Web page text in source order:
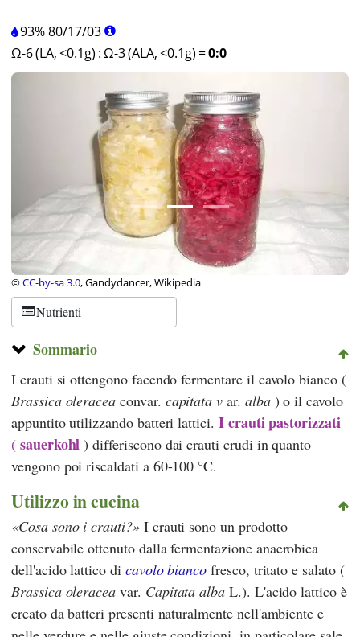
93%80/17/03
Ω-6 (LA, <0.1g) :Ω-3 (ALA, <0.1g) =0:0
©CC-by-sa 3.0, Gandydancer, Wikipedia
Nutrienti
Sommario
I crauti si ottengono facendo fermentare il cavolo bianco (
Brassica oleracea convar. capitata v ar. alba) o il cavolo
appuntito utilizzando batteri lattici. I crautipastorizzati
( sauerkohl ) differiscono dai crauti crudi in quanto
vengono poi riscaldati a 60-100 °C.
Utilizzo in cucina
Cosa sono i crauti? I crauti sono un prodotto
conservabile ottenuto dalla fermentazione anaerobica
dell'acido lattico di cavolo bianco fresco, tritato e salato (
Brassica oleracea var. Capitata alba L.). L'acido lattico è
creato da batteri presenti naturalmente nell'ambiente e